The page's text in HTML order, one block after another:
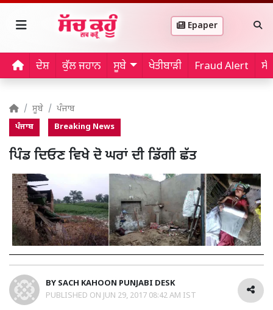
Epaper
ਦੇਸ਼ ਕੁੱਲ ਜਹਾਨ ਸੂਬੇ ਖੇਤੀਬਾੜੀ Fraud Alert
ਸੂਬੇ ਪੰਜਾਬ
ਪੰਜਾਬ Breaking News
ਪਿੰਡ ਦਿਓਣ ਵਿਖੇ ਦੋ ਘਰਾਂ ਦੀ ਡਿੱਗੀ ਛੱਤ
BY SACH KAHOON PUNJABI DESK
PUBLISHED ON JUN 29, 2017 08:42 AM IST